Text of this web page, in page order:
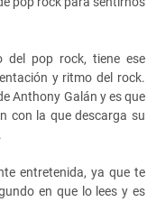
pop rock, tiene ese
y ritmo del rock.
Anthony Galán y es que
con la que descarga su
entretenida, ya que te
en que lo lees y es